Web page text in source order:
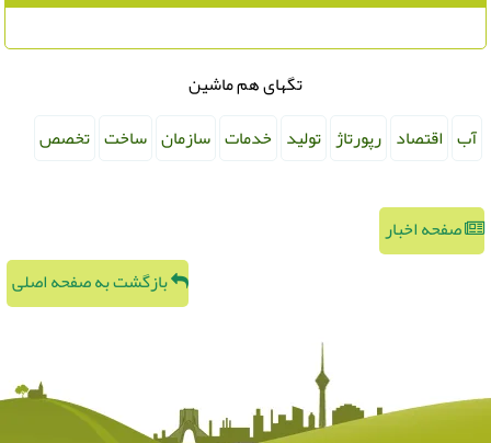
تگهای هم ماشین
آب
اقتصاد رپورتاژ تولید خدمات سازمان ساخت تخصص
صفحه اخبار
بازگشت به صفحه اصلی